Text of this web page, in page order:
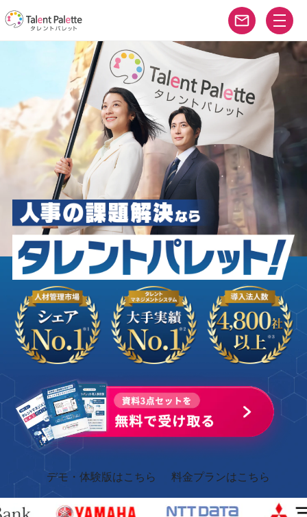
デモ・体験版はこちら 料金プランはこちら